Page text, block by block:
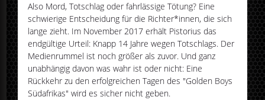
Also Mord, Totschlag oder fahrlässige Tötung? Eine
schwierige Entscheidung für die Richter*innen, die sich
lange zieht. Im November 2017 erhält Pistorius das
endgültige Urteil: Knapp 14 Jahre wegen Totschlags. Der
Medienrummel ist noch größer als zuvor. Und ganz
unabhängig davon was wahr ist oder nicht: Eine
Rückkehr zu den erfolgreichen Tagen des "Golden Boys
Südafrikas" wird es sicher nicht geben.